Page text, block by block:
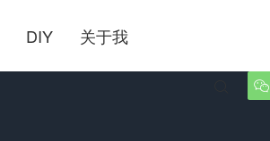
DIY 关于我
